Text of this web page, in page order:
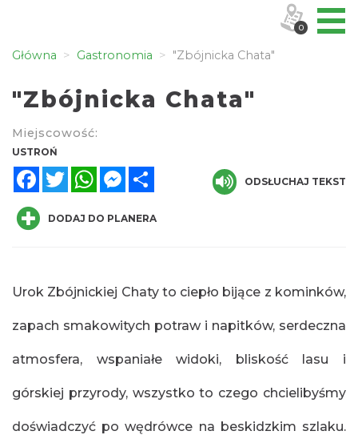
Główna Gastronomia "Zbójnicka Chata"
"Zbójnicka Chata"
Miejscowość:
USTROŃ
FacebookTwitterWhatsAppMessenger
ODSŁUCHAJ TEKST
DODAJ DO PLANERA
Urok Zbójnickiej Chaty to ciepło bijące z kominków,
zapach smakowitych potraw i napitków, serdeczna
atmosfera, wspaniałe widoki, bliskość lasu i
górskiej przyrody, wszystko to czego chcielibyśmy
doświadczyć po wędrówce na beskidzkim szlaku.
0